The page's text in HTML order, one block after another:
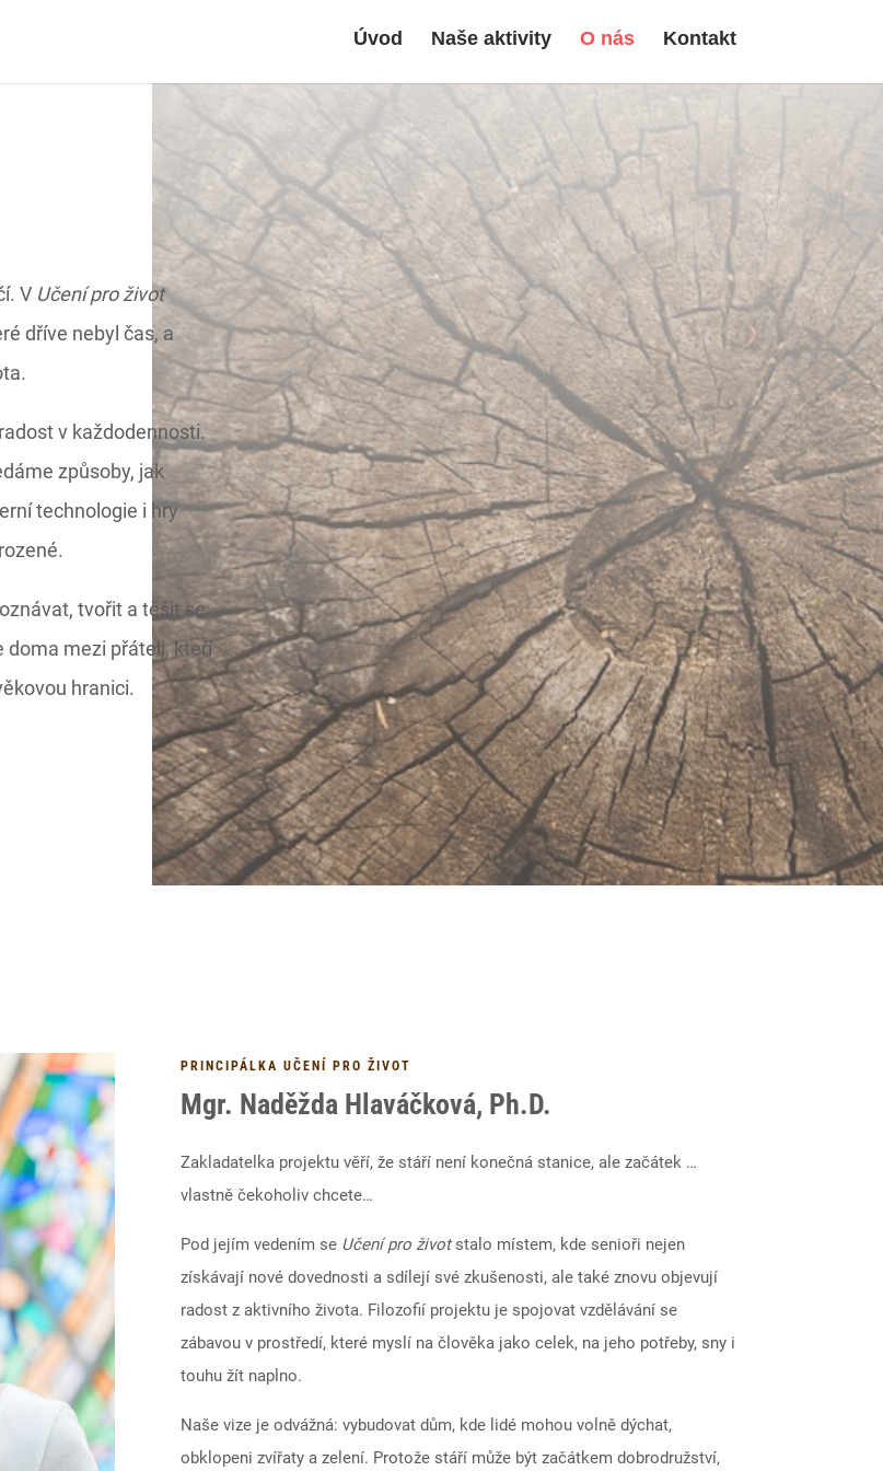
Úvod Naše aktivity O nás Kontakt
V Učení pro život
dříve nebyl čas, a
v každodennosti.
způsoby, jak
technologie i hry
tvořit a těšit se
doma mezi přáteli, kteří
hranici.
PRINCIPÁLKA UČENÍ PRO ŽIVOT
Mgr. Naděžda Hlaváčková, Ph.D.
Zakladatelka projektu věří, že stáří není konečná stanice, ale začátek …
vlastně čekoholiv chcete…
Pod jejím vedením se Učení pro životstalo místem, kde senioři nejen
získávají nové dovednosti a sdílejí své zkušenosti, ale také znovu objevují
radost z aktivního života. Filozofií projektu je spojovat vzdělávání se
zábavou v prostředí, které myslí na člověka jako celek, na jeho potřeby, sny i
touhu žít naplno.
Naše vize je odvážná: vybudovat dům, kde lidé mohou volně dýchat,
obklopeni zvířaty a zelení. Protože stáří může být začátkem dobrodružství,